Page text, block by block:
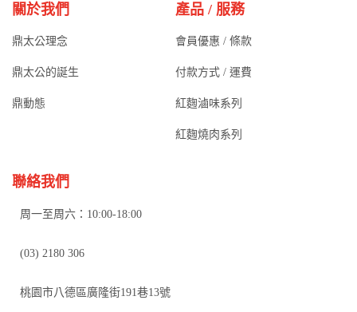
關於我們
鼎太公理念
鼎太公的誕生
鼎動態
產品 / 服務
會員優惠 / 條款
付款方式 / 運費
紅麴滷味系列
紅麴燒肉系列
聯絡我們
周一至周六：10:00-18:00
(03) 2180 306
桃園市八德區廣隆街191巷13號